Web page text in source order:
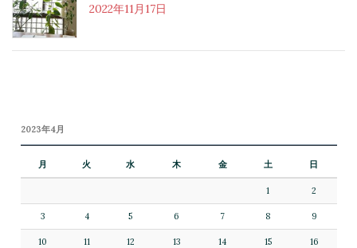
2022年11月17日
2023年4月
月 火 水 木 金 土 日
1 2
3 4 5 6 7 8 9
10 11 12 13 14 15 16